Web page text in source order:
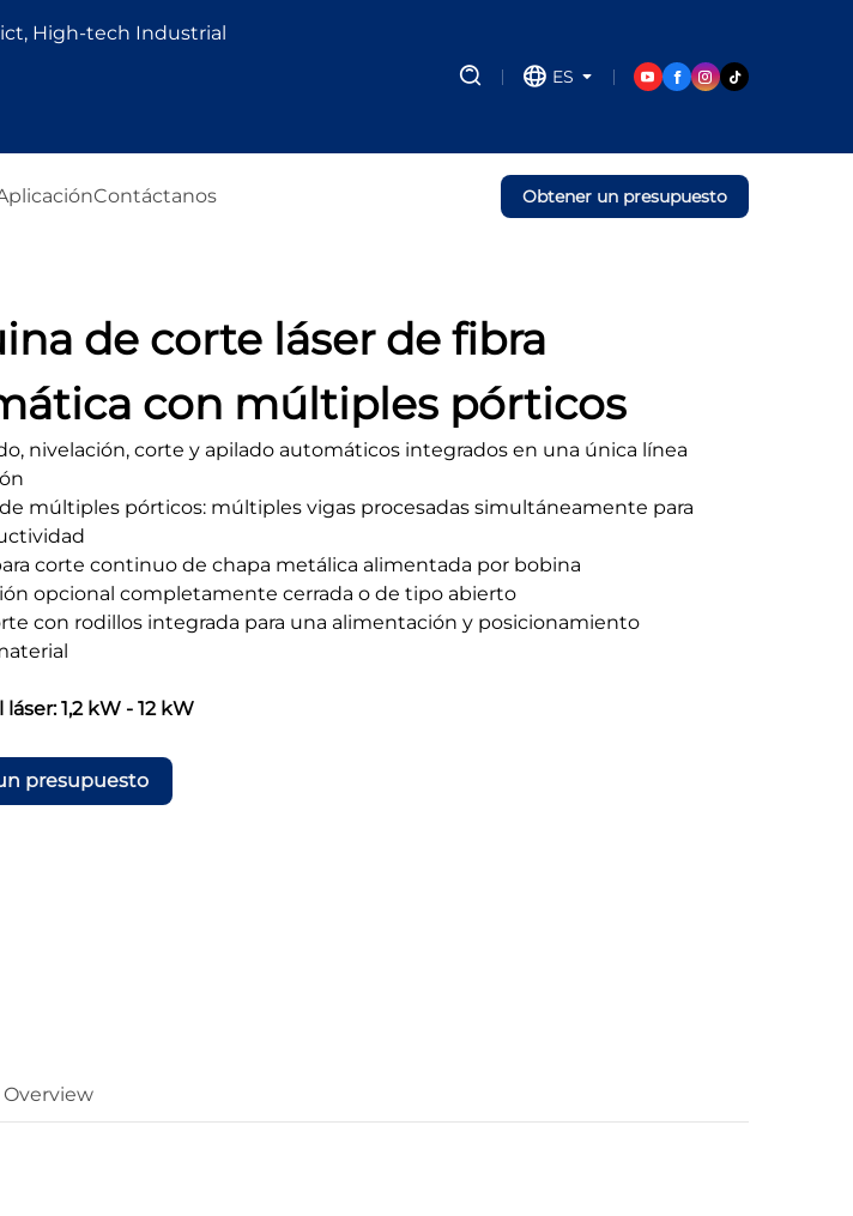
High-tech Industrial
ES
Contáctanos Obtener un presupuesto
de corte láser de fibra
con múltiples pórticos
nivelación, corte y apilado automáticos integrados en una única línea
de múltiples pórticos: múltiples vigas procesadas simultáneamente para
corte continuo de chapa metálica alimentada por bobina
opcional completamente cerrada o de tipo abierto
con rodillos integrada para una alimentación y posicionamiento
1,2 kW - 12 kW
presupuesto
Overview